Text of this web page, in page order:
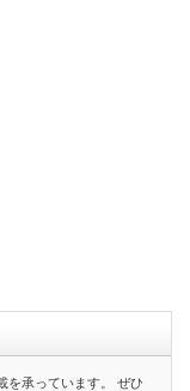
を承っています。 ぜひ